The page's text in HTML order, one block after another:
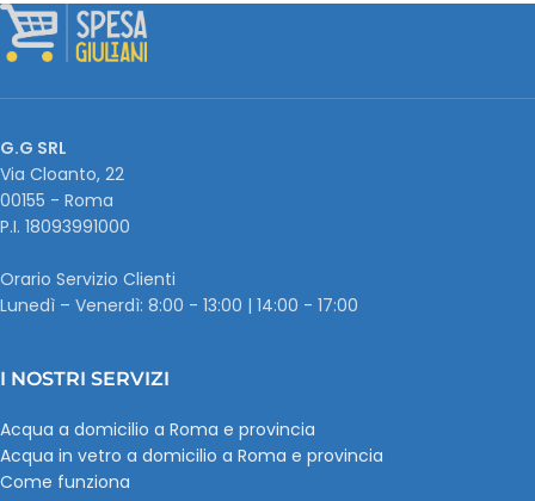
G.G SRL
Via Cloanto, 22
00155 - Roma
P.I. ‭18093991000
Orario Servizio Clienti
Lunedì – Venerdì: 8:00 - 13:00 | 14:00 - 17:00
I NOSTRI SERVIZI
Acqua a domicilio a Roma e provincia
Acqua in vetro a domicilio a Roma e provincia
Come funziona